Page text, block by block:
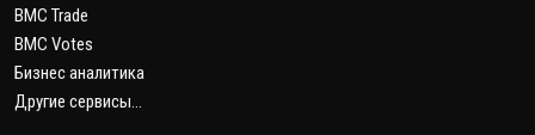
BMC Trade
BMC Votes
Бизнес аналитика
Другие сервисы...